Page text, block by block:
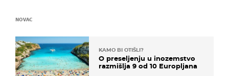
NOVAC
KAMO BI OTIŠLI?
O preseljenju u inozemstvo
razmišlja 9 od 10 Europljana